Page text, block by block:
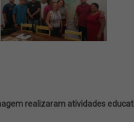
realizaram atividades